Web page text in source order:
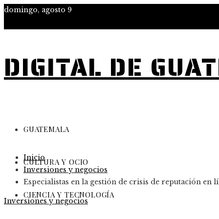
domingo, agosto 9
DIGITAL DE
GUATEMALA
CULTURA Y OCIO
CIENCIA Y TECNOLOGÍA
Inicio
Inversiones y negocios
Especialistas en la gestión de crisis de reputación en
Inversiones y negocios